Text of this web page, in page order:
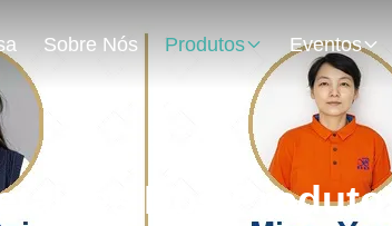
Sobre Nós Produtos Eventos
Dos Produtos